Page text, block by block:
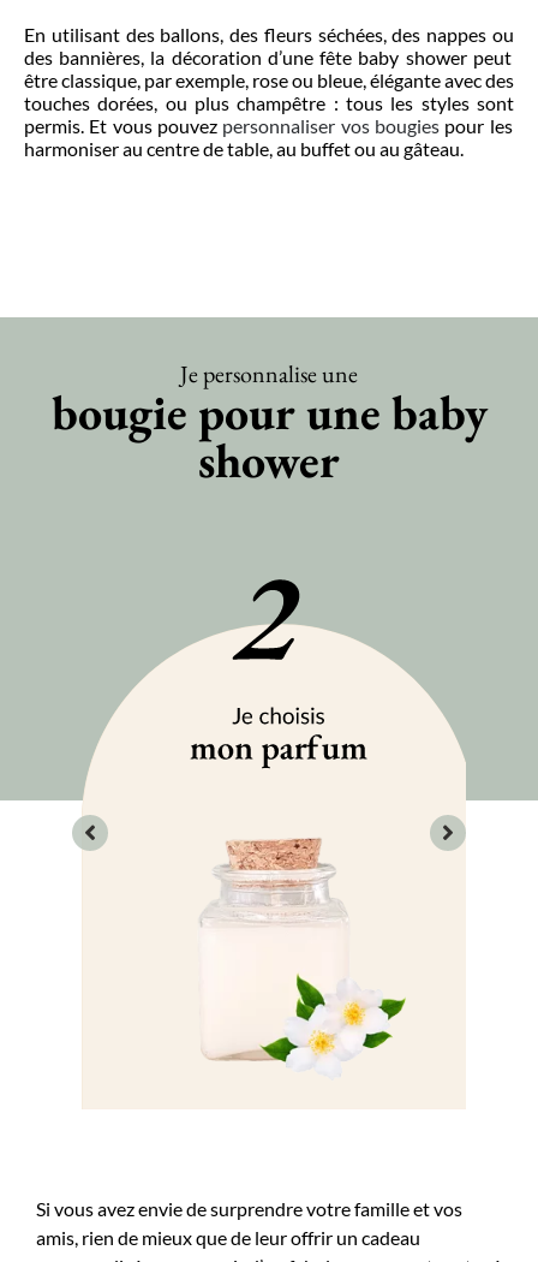
En utilisant des ballons, des fleursséchées, des nappes ou
des bannières, la décoration d’une fête baby showerpeut
être classique, par exemple, rose ou bleue, éléganteavec des
touches dorées ou plus champêtre : tous les styles sont
permis. Et vous pouvez personnaliser vos bougies pour les
harmoniser au centre de table , au buffet ou au gâteau.
Je personnalise une
bougie pour une baby
shower
Si vous avez envie de surprendre votre famille et vos
amis, rien de mieux que de leur offrir un cadeau